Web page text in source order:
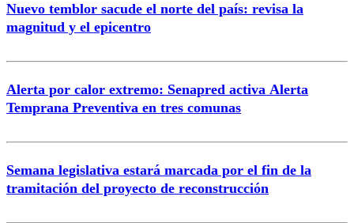
Nuevo temblor sacude el norte del país: revisa la
magnitud y el epicentro
Alerta por calor extremo: Senapred activa Alerta
Temprana Preventiva en tres comunas
Semana legislativa estará marcada por el fin de la
tramitación del proyecto de reconstrucción